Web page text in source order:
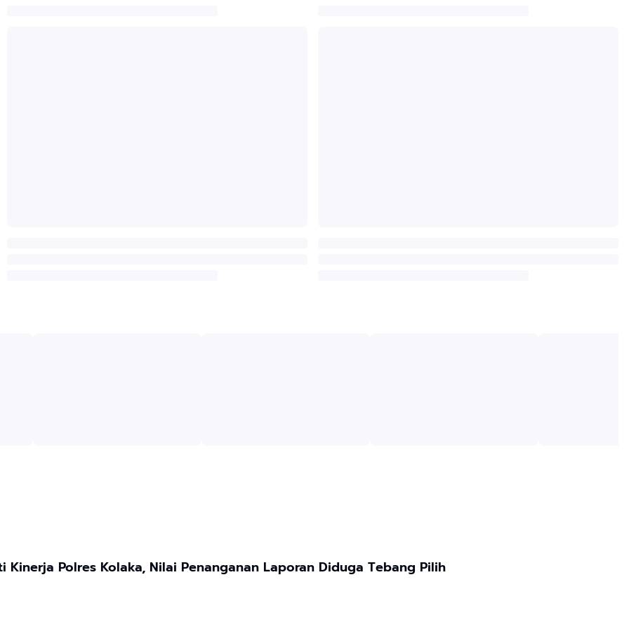
Kinerja Polres Kolaka, Nilai Penanganan Laporan Diduga Tebang Pilih